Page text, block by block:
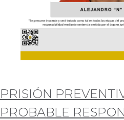
PRISIÓN
PROBABLE